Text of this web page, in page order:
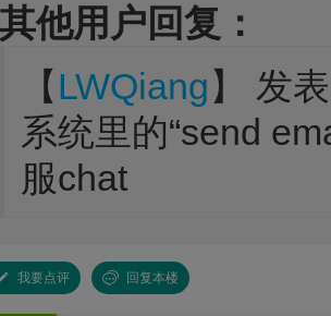
其他用户回复：
【 LWQiang 】 发
系统里的“send
服chat
我要点评 回复本楼